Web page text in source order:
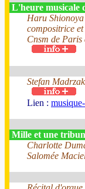
L'heure musicale
Haru Shionoya
compositrice
Cnsm de Paris
Stefan Madrzak
Lien :
Mille et une
Charlotte
Salomée